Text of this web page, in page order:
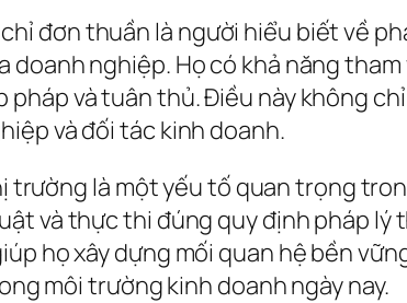
đơn thuần là người hiểu biết về
nghiệp. Họ có khả năng
và tuân thủ. Điều này không
và đối tác kinh doanh.
trường là một yếu tố quan trọng
và thực thi đúng quy định pháp
họ xây dựng mối quan hệ bền
môi trường kinh doanh ngày nay.